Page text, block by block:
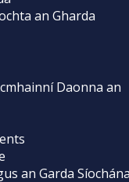
an Gharda
Daonna an
an Garda Síochána